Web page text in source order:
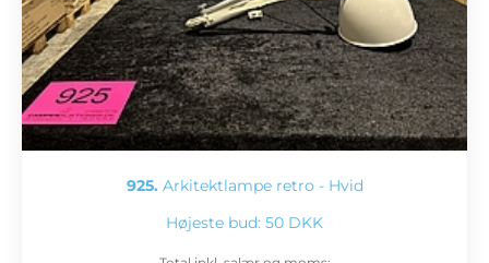
925. Arkitektlampe retro - Hvid
Højeste bud: 50 DKK